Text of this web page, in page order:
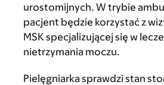
urostomijnych. W trybie
pacjent będzie korzystać z
MSK specjalizującej się w
nietrzymania moczu.
Pielęgniarka sprawdzi stan